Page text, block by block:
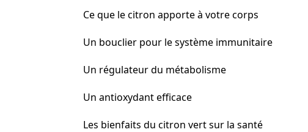
Ce que le citron apporte à votre corps
Un bouclier pour le système immunitaire
Un régulateur du métabolisme
Un antioxydant efficace
Les bienfaits du citron vert sur la santé